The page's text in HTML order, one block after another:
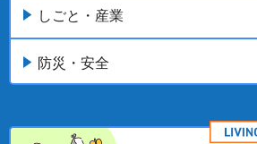
しごと・産業
防災・安全